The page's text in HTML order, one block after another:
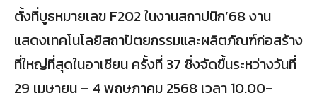
ตั้งที่บูธหมายเลข F202 ในงานสถาปนิก’68 งาน
แสดงเทคโนโลยีสถาปัตยกรรมและผลิตภัณฑ์ก่อสร้าง
ที่ใหญ่ที่สุดในอาเซียน ครั้งที่ 37 ซึ่งจัดขึ้นระหว่างวันที่
29 เมษายน – 4 พฤษภาคม 2568 เวลา 10.00-